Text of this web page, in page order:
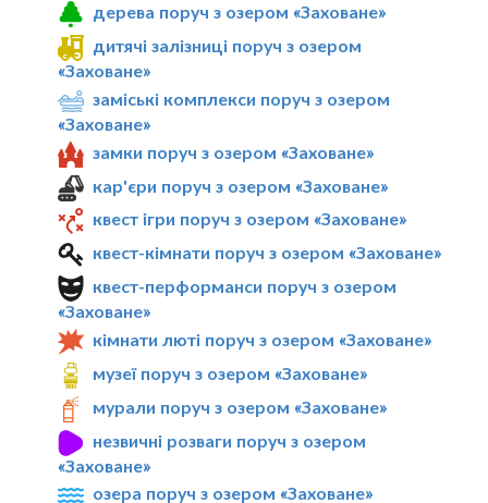
дерева поруч з озером «Заховане»
дитячі залізниці поруч з озером
«Заховане»
заміські комплекси поруч з озером
«Заховане»
замки поруч з озером «Заховане»
кар'єри поруч з озером «Заховане»
квест ігри поруч з озером «Заховане»
квест-кімнати поруч з озером «Заховане»
квест-перформанси поруч з озером
«Заховане»
кімнати люті поруч з озером «Заховане»
музеї поруч з озером «Заховане»
мурали поруч з озером «Заховане»
незвичні розваги поруч з озером
«Заховане»
озера поруч з озером «Заховане»